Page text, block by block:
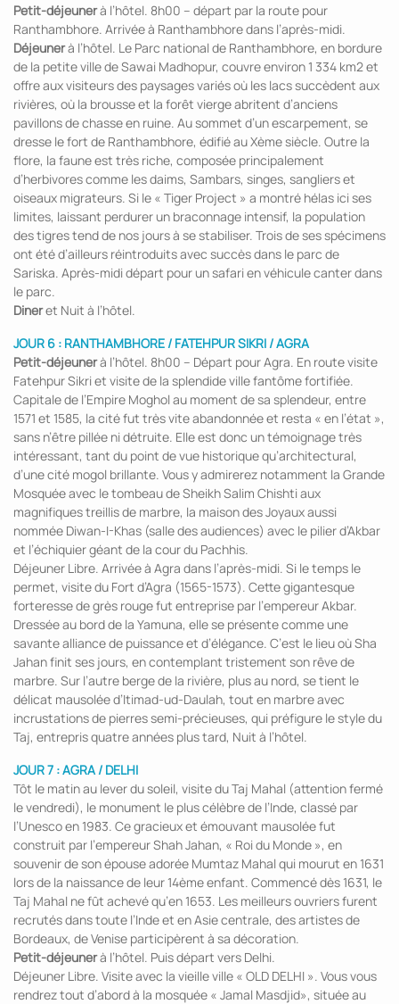
Petit-déjeunerà l’hôtel. 8h00 – départ par la route pour
Ranthambhore. Arrivée à Ranthambhore dans l’après-midi.
Déjeunerà l’hôtel. Le Parc national de Ranthambhore, en bordure
de la petite ville de Sawai Madhopur, couvre environ 1 334 km2 et
offre aux visiteurs des paysages variés où les lacs succèdent aux
rivières, où la brousse et la forêt vierge abritent d’anciens
pavillons de chasse en ruine. Au sommet d’un escarpement, se
dresse le fort de Ranthambhore, édifié au Xème siècle. Outre la
flore, la faune est très riche, composée principalement
d’herbivores comme les daims, Sambars, singes, sangliers et
oiseaux migrateurs. Si le « Tiger Project » a montré hélas ici ses
limites, laissant perdurer un braconnage intensif, la population
des tigres tend de nos jours à se stabiliser. Trois de ses spécimens
ont été d’ailleurs réintroduits avec succès dans le parc de
Sariska. Après-midi départ pour un safari en véhicule canter dans
le parc.
Dineret Nuit à l’hôtel.
JOUR 6 : RANTHAMBHORE / FATEHPUR SIKRI / AGRA
Petit-déjeunerà l’hôtel. 8h00 – Départ pour Agra. En route visite
Fatehpur Sikri et visite de la splendide ville fantôme fortifiée.
Capitale de l’Empire Moghol au moment de sa splendeur, entre
1571 et 1585, la cité fut très vite abandonnée et resta « en l’état »,
sans n’être pillée ni détruite. Elle est donc un témoignage très
intéressant, tant du point de vue historique qu’architectural,
d’une cité mogol brillante. Vous y admirerez notamment la Grande
Mosquée avec le tombeau de Sheikh Salim Chishti aux
magnifiques treillis de marbre, la maison des Joyaux aussi
nommée Diwan-I-Khas (salle des audiences) avec le pilier d’Akbar
et l’échiquier géant de la cour du Pachhis.
Déjeuner Libre. Arrivée à Agra dans l’après-midi. Si le temps le
permet, visite du Fort d’Agra (1565-1573). Cette gigantesque
forteresse de grès rouge fut entreprise par l’empereur Akbar.
Dressée au bord de la Yamuna, elle se présente comme une
savante alliance de puissance et d’élégance. C’est le lieu où Sha
Jahan finit ses jours, en contemplant tristement son rêve de
marbre. Sur l’autre berge de la rivière, plus au nord, se tient le
délicat mausolée d’Itimad-ud-Daulah, tout en marbre avec
incrustations de pierres semi-précieuses, qui préfigure le style du
Taj, entrepris quatre années plus tard, Nuit à l’hôtel.
JOUR 7 : AGRA / DELHI
Tôt le matin au lever du soleil, visite du Taj Mahal (attention fermé
le vendredi), le monument le plus célèbre de l’Inde, classé par
l’Unesco en 1983. Ce gracieux et émouvant mausolée fut
construit par l’empereur Shah Jahan, « Roi du Monde », en
souvenir de son épouse adorée Mumtaz Mahal qui mourut en 1631
lors de la naissance de leur 14ème enfant. Commencé dès 1631, le
Taj Mahal ne fût achevé qu’en 1653. Les meilleurs ouvriers furent
recrutés dans toute l’Inde et en Asie centrale, des artistes de
Bordeaux, de Venise participèrent à sa décoration.
Petit-déjeunerà l’hôtel. Puis départ vers Delhi.
Déjeuner Libre. Visite avec la vieille ville « OLD DELHI ». Vous vous
rendrez tout d’abord à la mosquée « Jamal Masdjid», située au